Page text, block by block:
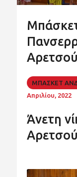
ΜΠΑΣΚΕΤ
Απριλίου, 2022
Άνετη
Αρετσού